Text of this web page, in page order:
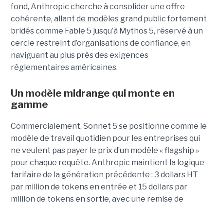
fond, Anthropic cherche à consolider une offre
cohérente, allant de modèles grand public fortement
bridés comme Fable 5 jusqu’à Mythos 5, réservé à un
cercle restreint d’organisations de confiance, en
naviguant au plus près des exigences
réglementaires américaines.
Un modèle midrange qui monte en
gamme
Commercialement, Sonnet 5 se positionne comme le
modèle de travail quotidien pour les entreprises qui
ne veulent pas payer le prix d’un modèle « flagship »
pour chaque requête. Anthropic maintient la logique
tarifaire de la génération précédente : 3 dollars HT
par million de tokens en entrée et 15 dollars par
million de tokens en sortie, avec une remise de